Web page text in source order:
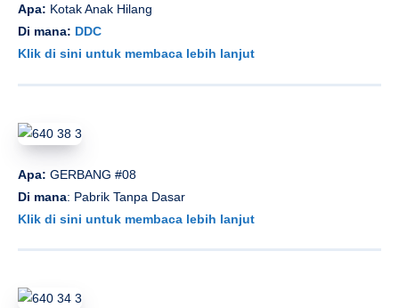
Apa: Kotak Anak Hilang
Di mana: DDC
Klik di sini untuk membaca lebih lanjut
Apa: GERBANG #08
Di mana: Pabrik Tanpa Dasar
Klik di sini untuk membaca lebih lanjut